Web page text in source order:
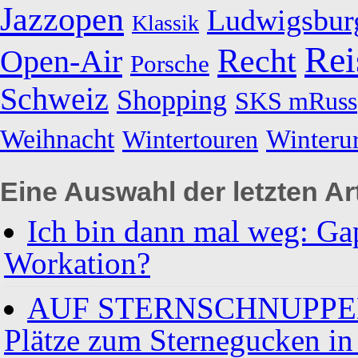
Jazzopen Klassik
Open-Air Porsche Recht
Schweiz Shopping SKS mRuss
Weihnacht Wintertouren
Eine Auswahl der letzten
Ich bin dann mal weg:
Workation?
AUF
Plätze zum Sternegucken